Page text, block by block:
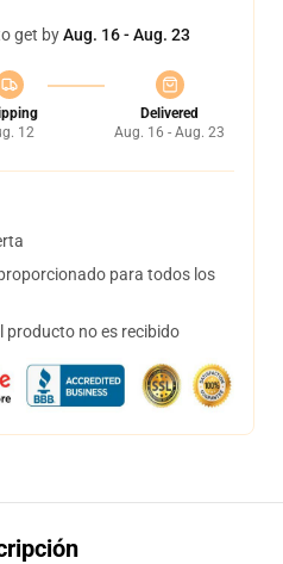
get byAug. 16 - Aug. 23
12
Delivered
Aug. 16 - Aug. 23
para todos los
producto no es recibido